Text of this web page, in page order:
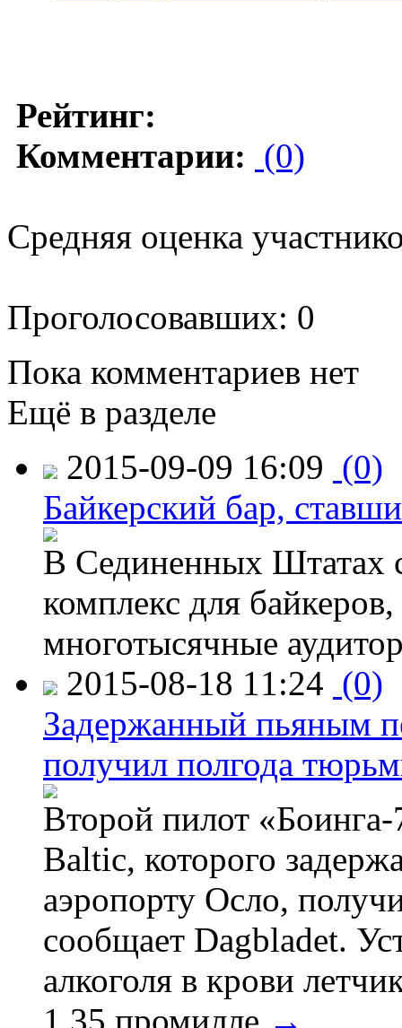
Рейтинг:
Комментарии: (0)
Средняя оценка
Проголосовавших: 0
Пока комментариев нет
Ещё в разделе
2015-09-09 16:09 (0)
Байкерский бар,
В Сединенных Штатах
комплекс для
многотысячные
2015-08-18 11:24 (0)
Задержанный пьяным
получил полгода
Второй пилот
Baltic, которого
аэропорту Осло,
сообщает Dagbladet.
алкоголя в крови
1,35 промилле. →